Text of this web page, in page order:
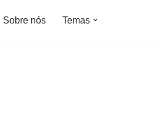
Sobre nós Temas